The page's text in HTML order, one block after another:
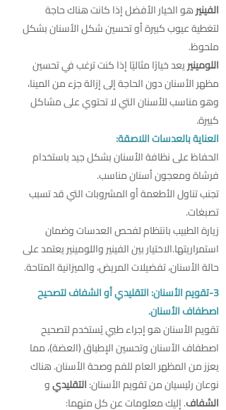
الفينيرهو الخيار الأفضل إذا كانت هناك حاجة
لتغطية عيوب كبيرة أو تحسين شكل الأسنان بشكل
ملحوظ.
اللومينيريعد خيارًا مثاليًا إذا كنت ترغب في تحسين
مظهر الأسنان دون الحاجة إلى إزالة جزء من المينا،
وهو مناسب للأسنان التي لا تحتوي على مشاكل
كبيرة.
العناية بالعدسات اللاصقة:
الحفاظ على نظافة الأسنان بشكل جيد باستخدام
فرشاة ومعجون أسنان مناسب.
تجنب تناول الأطعمة أو المشروبات التي قد تسبب
تصبغات.
زيارة الطبيب بانتظام لفحص العدسات وضمان
استمراريتها.الاختيار بين الفينير واللومينير يعتمد على
حالة الأسنان، تفضيلات المريض، والميزانية المتاحة.
3-تقويم الأسنان: التقليدي أو الشفاف لتصحيح
اصطفاف الأسنان.
تقويم الأسنان هو إجراء طبي يُستخدم لتصحيح
اصطفاف الأسنان وتحسين الإطباق (العضة)، مما
يعزز من المظهر العام للفم وصحة الأسنان. هناك
نوعان رئيسيان من تقويم الأسنان:التقليديو
الشفاف. إليك معلومات عن كل منهما: